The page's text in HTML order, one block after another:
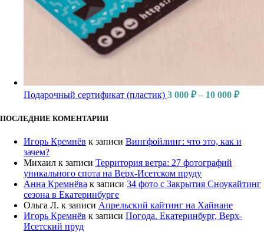
Подарочный сертификат (пластик) 3 000 ₽ – 10 000 ₽
ПОСЛЕДНИЕ КОМЕНТАРИИ
Игорь Кремнёв к записи Вингфойлинг: что это, как и
зачем?
Михаил к записи Территория ветра: 27 фотографий
уникального спота на Верх-Исетском пруду
Анна Кремнёва к записи 34 фото с Закрытия Сноукайтинг
сезона в Екатеринбурге
Ольга Л. к записи Апрельский кайтинг на Хайнане
Игорь Кремнёв к записи Погода. Екатеринбург, Верх-
Исетский пруд